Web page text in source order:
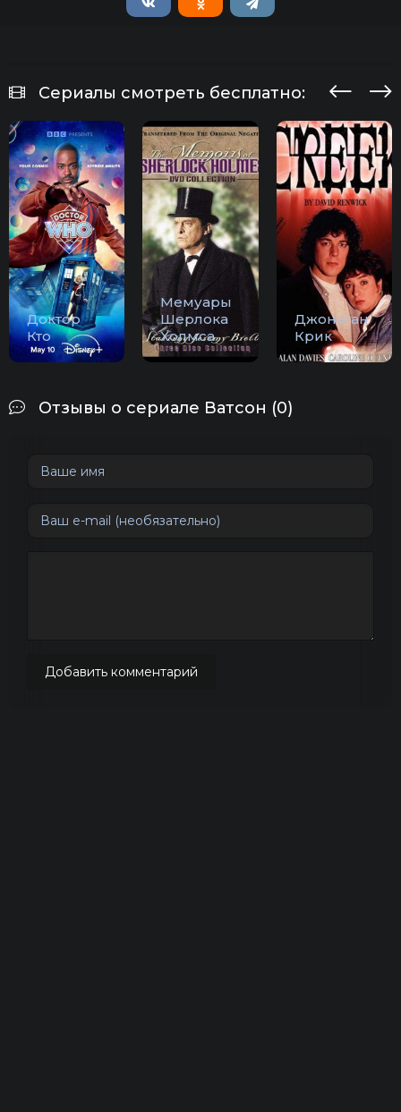
Сериалы смотреть бесплатно:
Доктор
Кто
Мемуары
Шерлока
Холмса
Джонатан
Крик
Отзывы о сериале Ватсон (0)
Добавить комментарий